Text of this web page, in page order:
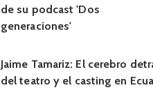
de su podcast 'Dos
generaciones'
Jaime Tamariz: El cerebro
del teatro y el casting en